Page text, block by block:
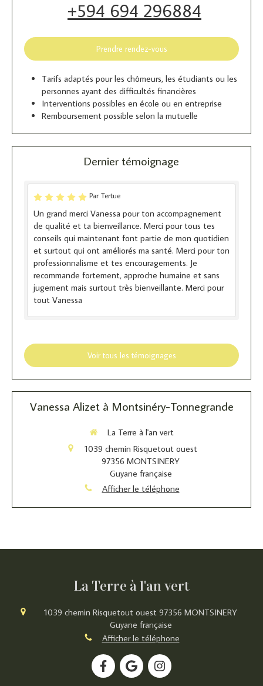
+594 694 296884
Prendre rendez-vous
Tarifs adaptés pour les chômeurs, les étudiants ou les
personnes ayant des difficultés financières
Interventions possibles en école ou en entreprise
Remboursement possible selon la mutuelle
Dernier témoignage
Par Tertue
Un grand merci Vanessa pour ton accompagnement
de qualité et ta bienveillance. Merci pour tous tes
conseils qui maintenant font partie de mon quotidien
et surtout qui ont améliorés ma santé. Merci pour ton
professionnalisme et tes encouragements. Je
recommande fortement, approche humaine et sans
jugement mais surtout très bienveillante. Merci pour
tout Vanessa
Voir tous les témoignages
Vanessa Alizet à Montsinéry-Tonnegrande
La Terre à l'an vert
1039 chemin Risquetout ouest
97356 MONTSINERY
Guyane française
Afficher le téléphone
La Terre à l'an vert
1039 chemin Risquetout ouest 97356 MONTSINERY
Guyane française
Afficher le téléphone